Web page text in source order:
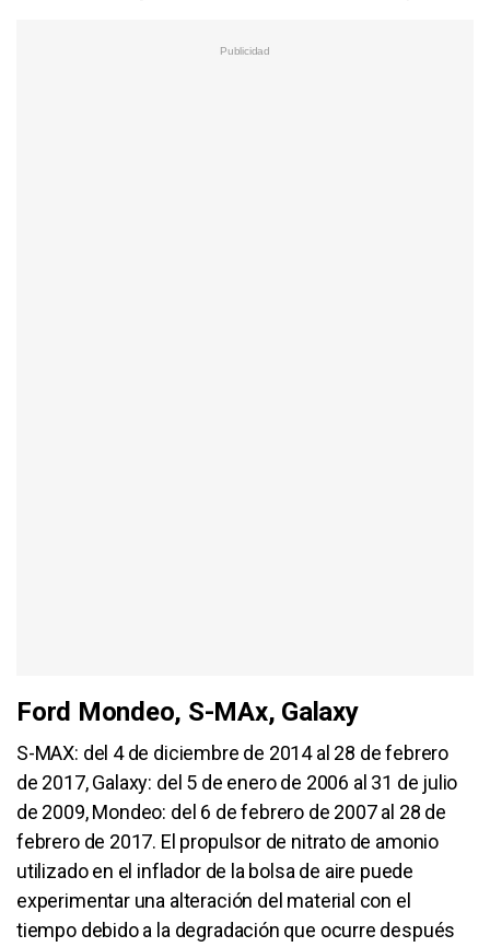
Ford Mondeo, S-MAx, Galaxy
S-MAX: del 4 de diciembre de 2014 al 28 de febrero
de 2017, Galaxy: del 5 de enero de 2006 al 31 de julio
de 2009, Mondeo: del 6 de febrero de 2007 al 28 de
febrero de 2017. El propulsor de nitrato de amonio
utilizado en el inflador de la bolsa de aire puede
experimentar una alteración del material con el
tiempo debido a la degradación que ocurre después